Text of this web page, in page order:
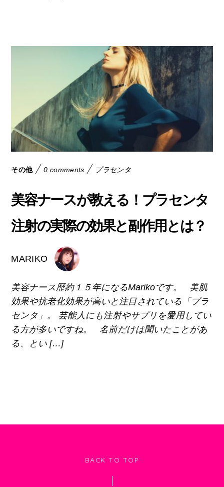
その他 0 comments プラセンタ
美容ナースが教える！プラセンタ
注射の実際の効果と副作用とは？
MARIKO
美容ナース歴約１５年になるMarikoです。 美肌
効果や抗老化効果が高いと注目されている「プラ
センタ」。 芸能人にも注射やサプリを愛用してい
る方が多いですね。 名前だけは聞いたことがあ
る、とい […]
BACK TO TOP